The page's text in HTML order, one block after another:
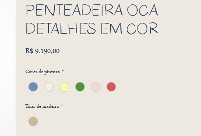
PENTEADEIRA OCA
DETALHES EM COR
R$ 9.190,00Preço
Cores de pintura *
Tons de madeira *